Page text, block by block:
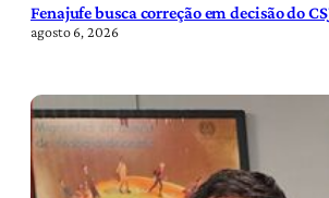
Fenajufe busca correção em decisão do
agosto 6, 2026